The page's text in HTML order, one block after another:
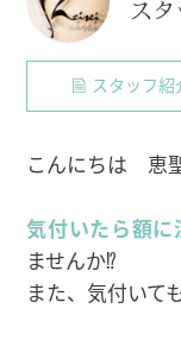
ス
スタッフ紹
こんにちは 恵
気付いたら額
ませんか⁉
また、気付いて